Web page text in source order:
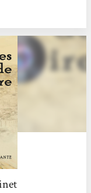
l'œuvre au fur et à